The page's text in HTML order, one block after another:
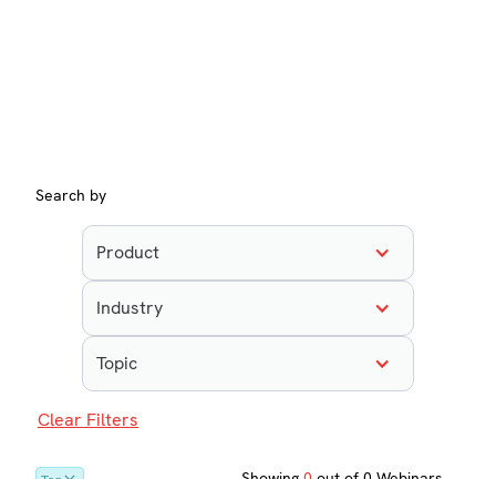
Search by
Product
Industry
Topic
Clear Filters